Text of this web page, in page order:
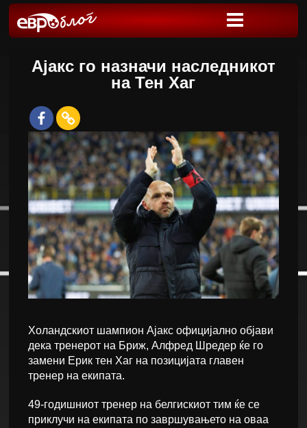
Ајакс го назначи наследникот
на Тен Хаг
Холандскиот шампион Ајакс официјално објави
дека тренерот на Бриж, Алфред Шредер ќе го
замени Ерик тен Хаг на позицијата главен
тренер на екипата.
49-годишниот тренер на белгискиот тим ќе се
приклучи на екипата по завршувањето на оваа